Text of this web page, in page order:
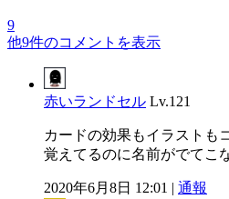
9
他9件のコメントを表示
赤いランドセル Lv.121
カードの効果もイラストも
覚えてるのに名前がでてこ
2020年6月8日 12:01 | 通報